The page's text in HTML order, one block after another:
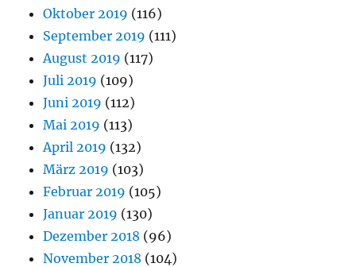
Oktober 2019 (116)
September 2019 (111)
August 2019 (117)
Juli 2019 (109)
Juni 2019 (112)
Mai 2019 (113)
April 2019 (132)
März 2019 (103)
Februar 2019 (105)
Januar 2019 (130)
Dezember 2018 (96)
November 2018 (104)